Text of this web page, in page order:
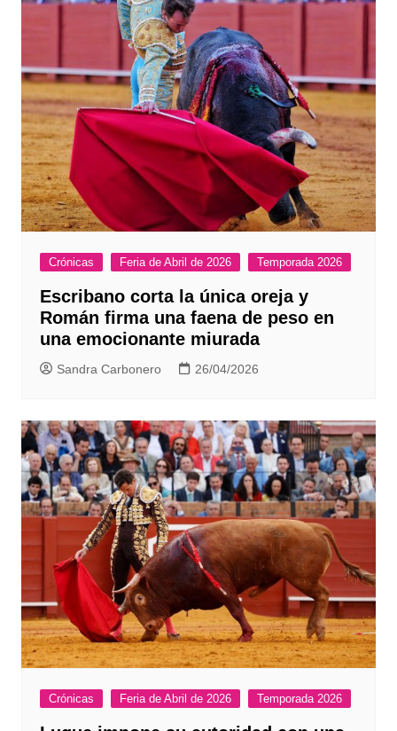
Crónicas Feria de Abril de 2026 Temporada 2026
Escribano corta la única oreja y
Román firma una faena de peso en
una emocionante miurada
Sandra Carbonero 26/04/2026
Crónicas Feria de Abril de 2026 Temporada 2026